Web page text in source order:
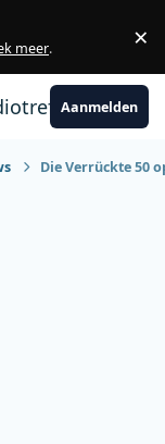
meer. ×
Aanmelden
Die Verrückte 50